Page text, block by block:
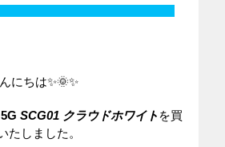
にちは✨🌞✨
SCG01 クラウドホワイト を買
たしました。